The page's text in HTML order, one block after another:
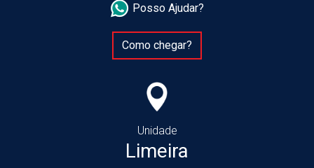
Posso Ajudar?
Como chegar?
Unidade
Limeira